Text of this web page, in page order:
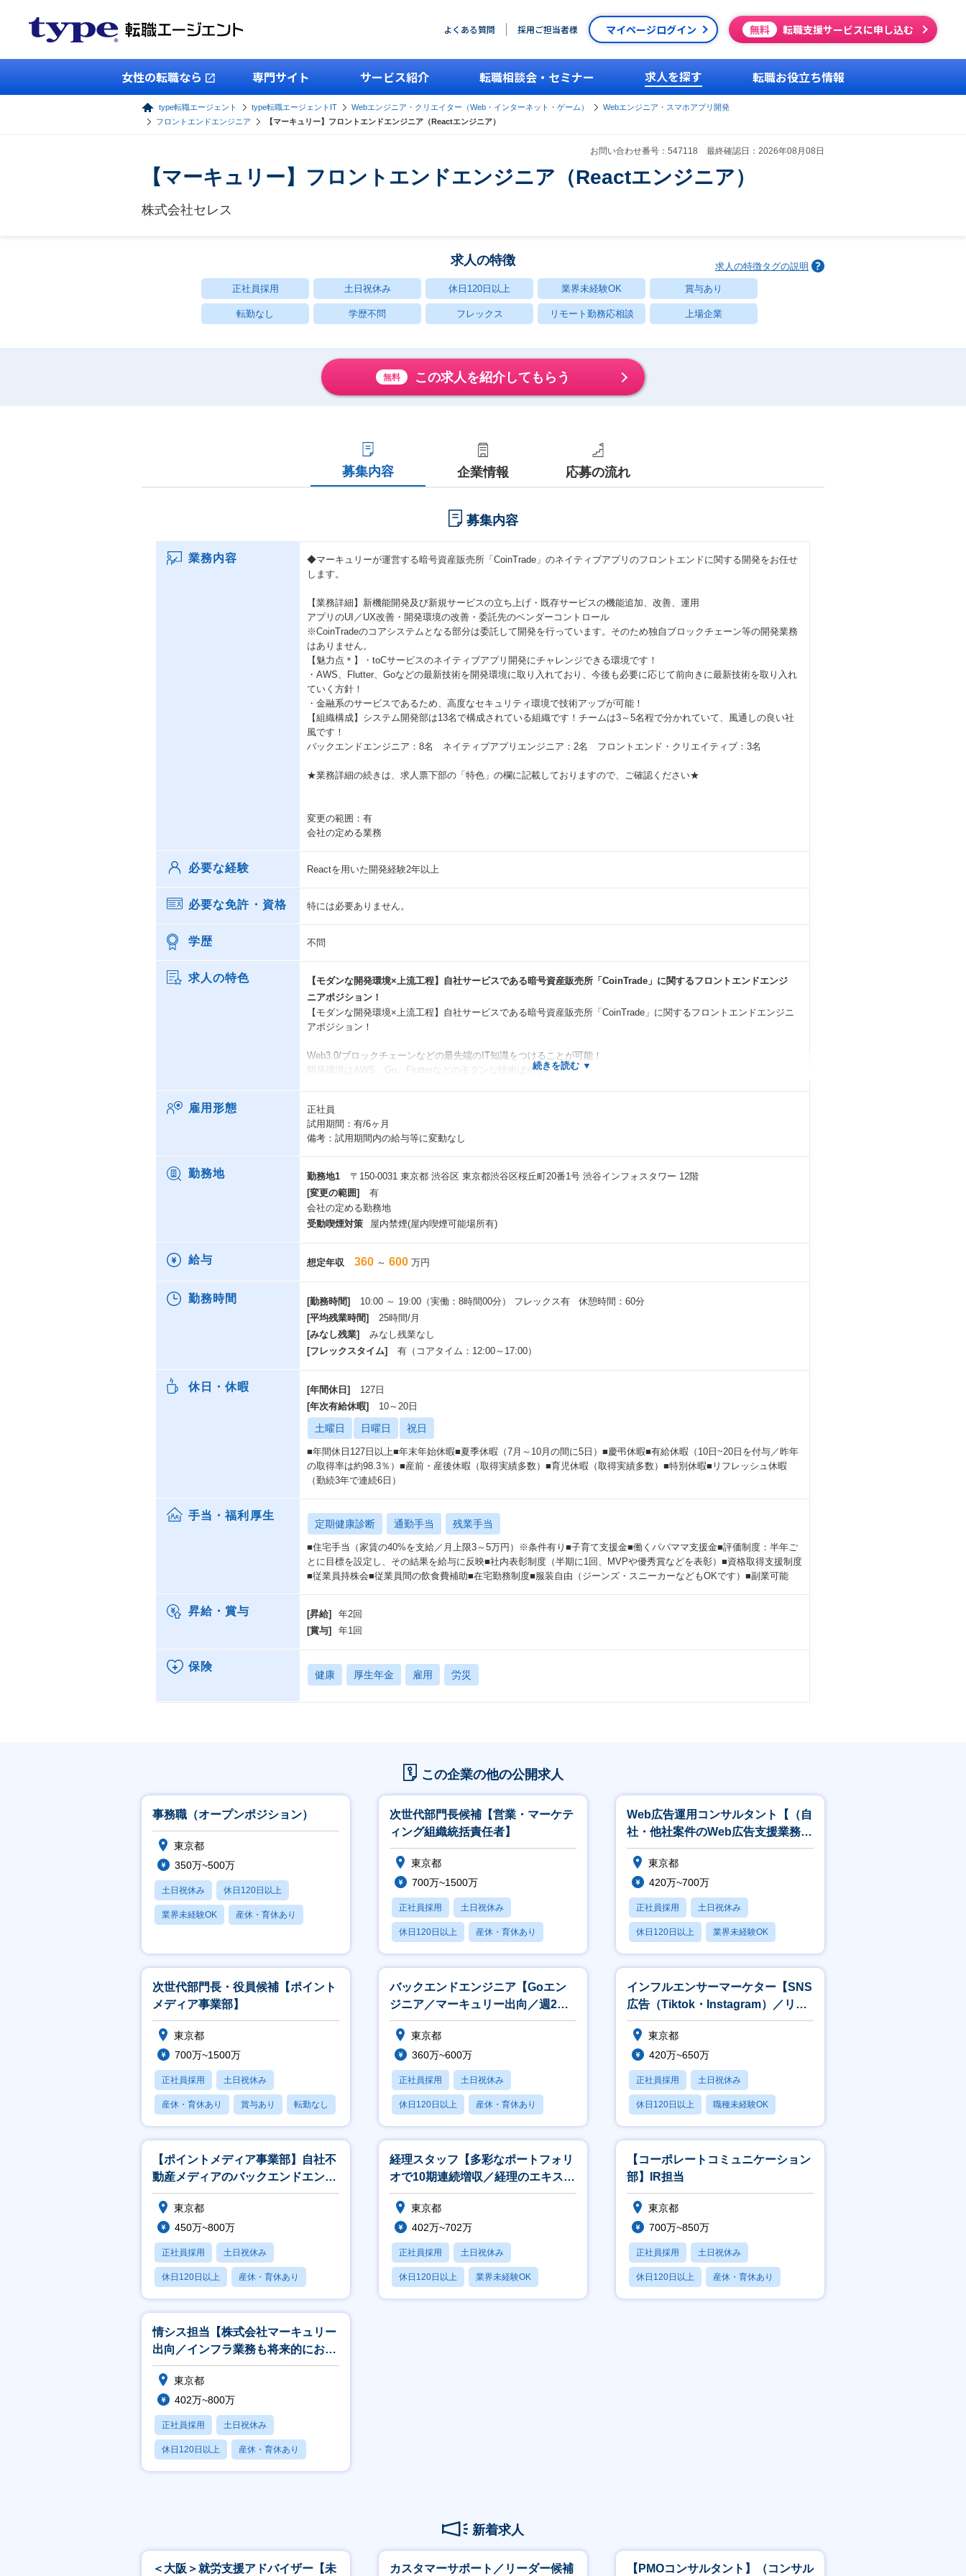
よくある質問 採用ご担当者様 マイページログイン 無料 転職支援サービスに申し込む
女性の転職なら 専門サイト サービス紹介 転職相談会・セミナー 求人を探す 転職お役立ち情報
type転職エージェント type転職エージェントIT Webエンジニア・クリエイター（Web・インターネット・ゲーム）
Webエンジニア・スマホアプリ開発
フロントエンドエンジニア
【マーキュリー】フロントエンドエンジニア（Reactエンジニア）
お問い合わせ番号：547118 最終確認日：2026年08月08日
【マーキュリー】フロントエンドエンジニア（Reactエンジニア）
株式会社セレス
求人の特徴 求人の特徴タグの説明
正社員採用 土日祝休み 休日120日以上 業界未経験OK 賞与あり
転勤なし 学歴不問 フレックス リモート勤務応相談 上場企業
無料 この求人を紹介してもらう
募集内容 企業情報 応募の流れ
募集内容
業務内容
◆マーキュリーが運営する暗号資産販売所「CoinTrade」のネイティブアプリのフロントエンドに関する開発をお任せ
します。
【業務詳細】新機能開発及び新規サービスの立ち上げ・既存サービスの機能追加、改善、運用
アプリのUI／UX改善・開発環境の改善・委託先のベンダーコントロール
※CoinTradeのコアシステムとなる部分は委託して開発を行っています。そのため独自ブロックチェーン等の開発業務
はありません。
【魅力点＊】・toCサービスのネイティブアプリ開発にチャレンジできる環境です！
・AWS、Flutter、Goなどの最新技術を開発環境に取り入れており、今後も必要に応じて前向きに最新技術を取り入れ
ていく方針！
・金融系のサービスであるため、高度なセキュリティ環境で技術アップが可能！
【組織構成】システム開発部は13名で構成されている組織です！チームは3～5名程で分かれていて、風通しの良い社
風です！
バックエンドエンジニア：8名 ネイティブアプリエンジニア：2名 フロントエンド・クリエイティブ：3名
★業務詳細の続きは、求人票下部の「特色」の欄に記載しておりますので、ご確認ください★
変更の範囲：有
会社の定める業務
必要な経験 Reactを用いた開発経験2年以上
必要な免許・資格 特には必要ありません。
学歴 不問
求人の特色
【モダンな開発環境×上流工程】自社サービスである暗号資産販売所「CoinTrade」に関するフロントエンドエンジ
ニアポジション！
【モダンな開発環境×上流工程】自社サービスである暗号資産販売所「CoinTrade」に関するフロントエンドエンジニ
アポジション！
Web3.0/ブロックチェーンなどの最先端のIT知識をつけることが可能！
開発環境はAWS、Go、Flutterなどのモダンな技術ばかり！
■具体的な業務内容
・新機能開発及び新規サービスの立ち上げ
・アプリのUI／UX改善
・開発環境の改善
・委託先のベンダーコントロール
★ココがPoint★
同社ではメンバー社員でも大きな裁量の下で働いて頂ける環境をご用意しております！
＜技術力向上＞
社内外に向けたオンライン勉強会や、社員の発信で結成されたブロックチェーン・暗号資産の情報共有サークルなどが
あり、
技術力や知識力向上に適した環境！
技術力向上のための会社からのバックアップも手厚い環境です！
開発環境
開発環境
・OS：iOS,Android
・データベース：(MySQL)
・バックエンド：(Go)
・フロントエンド：React(TypeScript)
・テンプレートエンジン：-
・インフラ：AWS
・IDE：VSCode,Intellij IDEA※会社負担で支給
■その他使用ソフト
・コンテナ管理：(Docker)
・自動化ツール：GitHub Actions
※()についてはバックエンドエンジニアが関わる領域のため、
今回のポジションでは直接使用することはほとんどございません。
雇用形態
正社員
試用期間：有/6ヶ月
備考：試用期間内の給与等に変動なし
勤務地 勤務地1
〒150-0031 東京都 渋谷区 東京都渋谷区桜丘町20番1号 渋谷インフォスタワー 12階
[変更の範囲]
有
会社の定める勤務地
受動喫煙対策
屋内禁煙(屋内喫煙可能場所有)
給与 想定年収 360 ～ 600 万円
勤務時間 [勤務時間]
10:00 ～ 19:00（実働：8時間00分） フレックス有 休憩時間：60分
[平均残業時間]
25時間/月
[みなし残業]
みなし残業なし
[フレックスタイム]
有（コアタイム：12:00～17:00）
休日・休暇 [年間休日]
127日
[年次有給休暇]
10～20日
土曜日 日曜日 祝日
■年間休日127日以上■年末年始休暇■夏季休暇（7月～10月の間に5日）■慶弔休暇■有給休暇（10日~20日を付与／昨年
の取得率は約98.3％）■産前・産後休暇（取得実績多数）■育児休暇（取得実績多数）■特別休暇■リフレッシュ休暇
（勤続3年で連続6日）
手当・福利厚生
定期健康診断 通勤手当 残業手当
■住宅手当（家賃の40%を支給／月上限3～5万円）※条件有り■子育て支援金■働くパパママ支援金■評価制度：半年ご
とに目標を設定し、その結果を給与に反映■社内表彰制度（半期に1回、MVPや優秀賞などを表彰）■資格取得支援制度
■従業員持株会■従業員間の飲食費補助■在宅勤務制度■服装自由（ジーンズ・スニーカーなどもOKです）■副業可能
昇給・賞与 [昇給]
年2回
[賞与]
年1回
保険
健康 厚生年金 雇用 労災
この企業の他の公開求人
事務職（オープンポジション）
東京都
350万~500万
土日祝休み 休日120日以上
業界未経験OK 産休・育休あり
次世代部門長候補【営業・マーケテ
ィング組織統括責任者】
東京都
700万~1500万
正社員採用 土日祝休み
休日120日以上 産休・育休あり
賞与あり
Web広告運用コンサルタント【（自
社・他社案件のWeb広告支援業務）
／リモート週2可／渋谷オフィス】
東京都
420万~700万
正社員採用 土日祝休み
休日120日以上 業界未経験OK
産休・育休あり
次世代部門長・役員候補【ポイント
メディア事業部】
東京都
700万~1500万
正社員採用 土日祝休み
産休・育休あり 賞与あり 転勤なし
バックエンドエンジニア【Goエン
ジニア／マーキュリー出向／週2リ
モート可】
東京都
360万~600万
正社員採用 土日祝休み
休日120日以上 産休・育休あり
賞与あり
インフルエンサーマーケター【SNS
広告（Tiktok・Instagram）／リモ
ート・フレックス】
東京都
420万~650万
正社員採用 土日祝休み
休日120日以上 職種未経験OK
産休・育休あり
【ポイントメディア事業部】自社不
動産メディアのバックエンドエンジ
ニア
東京都
450万~800万
正社員採用 土日祝休み
休日120日以上 産休・育休あり
賞与あり
経理スタッフ【多彩なポートフォリ
オで10期連続増収／経理のエキスパ
ート目指せる／リモート週2】
東京都
402万~702万
正社員採用 土日祝休み
休日120日以上 業界未経験OK
産休・育休あり
【コーポレートコミュニケーション
部】IR担当
東京都
700万~850万
正社員採用 土日祝休み
休日120日以上 産休・育休あり
賞与あり
情シス担当【株式会社マーキュリー
出向／インフラ業務も将来的にお任
せ／フレックス／副業可】
東京都
402万~800万
正社員採用 土日祝休み
休日120日以上 産休・育休あり
賞与あり
新着求人
＜大阪＞就労支援アドバイザー【未 カスタマーサポート／リーダー候補 【PMOコンサルタント】（コンサル